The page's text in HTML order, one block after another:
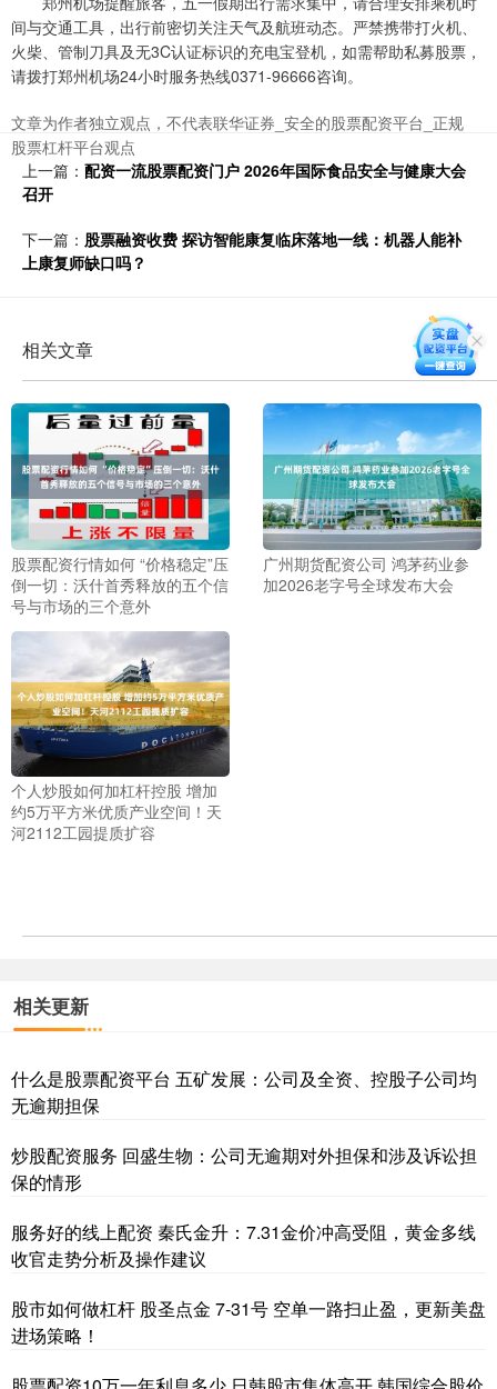
间与交通工具，出行前密切关注天气及航班动态。严禁携带打火机、
火柴、管制刀具及无3C认证标识的充电宝登机，如需帮助私募股票，
请拨打郑州机场24小时服务热线0371-96666咨询。
文章为作者独立观点，不代表联华证券_安全的股票配资平台_正规
股票杠杆平台观点
上一篇： 配资一流股票配资门户 2026年国际食品安全与健康大会
召开
下一篇： 股票融资收费 探访智能康复临床落地一线：机器人能补
上康复师缺口吗？
相关文章
股票配资行情如何 “价格稳定”压
倒一切：沃什首秀释放的五个信
号与市场的三个意外
广州期货配资公司 鸿茅药业参
加2026老字号全球发布大会
个人炒股如何加杠杆控股 增加
约5万平方米优质产业空间！天
河2112工园提质扩容
相关更新
什么是股票配资平台 五矿发展：公司及全资、控股子公司均
无逾期担保
炒股配资服务 回盛生物：公司无逾期对外担保和涉及诉讼担
保的情形
服务好的线上配资 秦氏金升：7.31金价冲高受阻，黄金多线
收官走势分析及操作建议
股市如何做杠杆 股圣点金 7-31号 空单一路扫止盈，更新美盘
进场策略！